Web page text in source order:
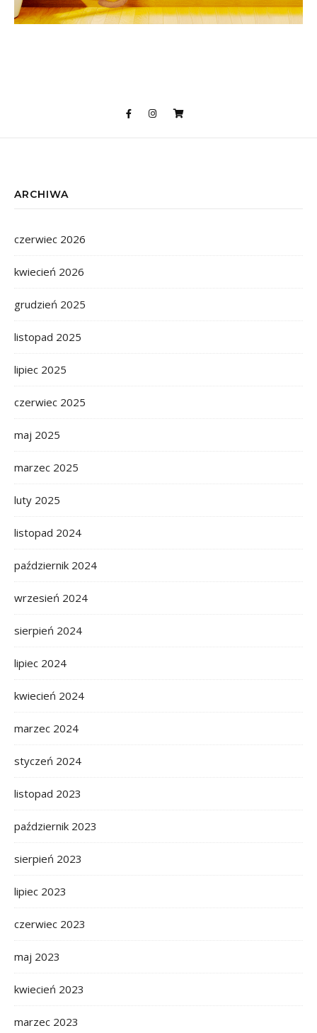
ARCHIWA
czerwiec 2026
kwiecień 2026
grudzień 2025
listopad 2025
lipiec 2025
czerwiec 2025
maj 2025
marzec 2025
luty 2025
listopad 2024
październik 2024
wrzesień 2024
sierpień 2024
lipiec 2024
kwiecień 2024
marzec 2024
styczeń 2024
listopad 2023
październik 2023
sierpień 2023
lipiec 2023
czerwiec 2023
maj 2023
kwiecień 2023
marzec 2023